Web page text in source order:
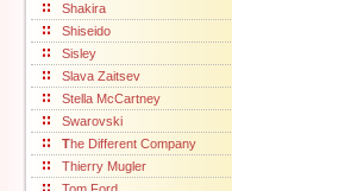
Shakira
Shiseido
Sisley
Slava Zaitsev
Stella McCartney
Swarovski
The Different Company
Thierry Mugler